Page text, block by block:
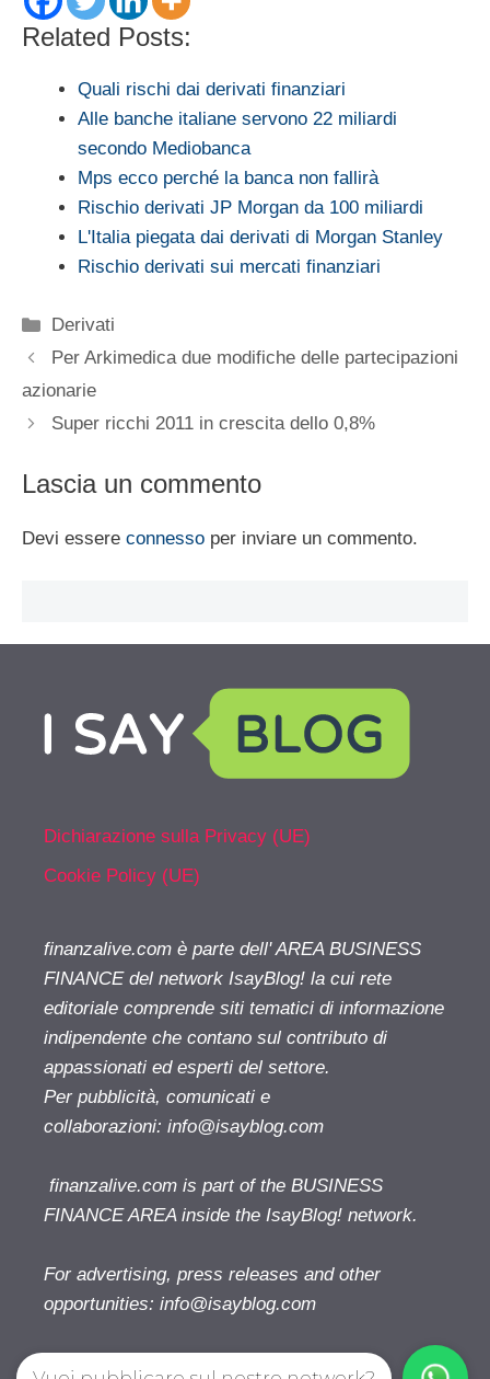
Related Posts:
Quali rischi dai derivati finanziari
Alle banche italiane servono 22 miliardi
secondo Mediobanca
Mps ecco perché la banca non fallirà
Rischio derivati JP Morgan da 100 miliardi
L'Italia piegata dai derivati di Morgan Stanley
Rischio derivati sui mercati finanziari
Categorie
Derivati
Per Arkimedica due modifiche delle partecipazioni
azionarie
Super ricchi 2011 in crescita dello 0,8%
Lascia un commento
Devi essere connesso per inviare un commento.
Dichiarazione sulla Privacy (UE)
Cookie Policy (UE)
finanzalive.com è parte dell' AREA BUSINESS
FINANCE del network IsayBlog! la cui rete
editoriale comprende siti tematici di informazione
indipendente che contano sul contributo di
appassionati ed esperti del settore.
Per pubblicità, comunicati e
collaborazioni: info@isayblog.com
finanzalive.com is part of the BUSINESS
FINANCE AREA inside the IsayBlog! network.
For advertising, press releases and other
opportunities: info@isayblog.com